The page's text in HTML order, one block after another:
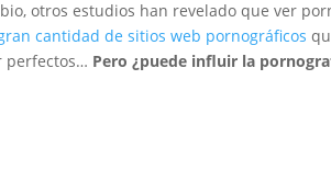
otros estudios han revelado que ver
cantidad de sitios web pornográficos
perfectos… Pero ¿puede influir la